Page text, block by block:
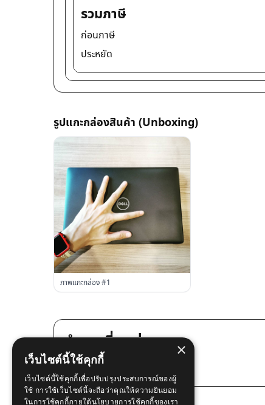
รวมภาษี
ก่อนภาษี
ประหยัด
รูปแกะกล่องสินค้า (Unboxing)
ภาพแกะกล่อง #1
คำถามที่พบบ่อย
มีบริการหน้างานด่วนไหม?
การรับประกันของรุ่นนี้คืออะไร?
×
เว็บไซต์นี้ใช้คุกกี้
เว็บไซต์นี้ใช้คุกกี้เพื่อปรับปรุงประสบการณ์ของผู้
ใช้ การใช้เว็บไซต์นี้จะถือว่าคุณให้ความยินยอม
ในการใช้คุกกี้ภายใต้นโยบายการใช้คุกกี้ของเรา